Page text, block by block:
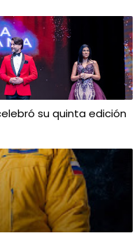
su quinta edición